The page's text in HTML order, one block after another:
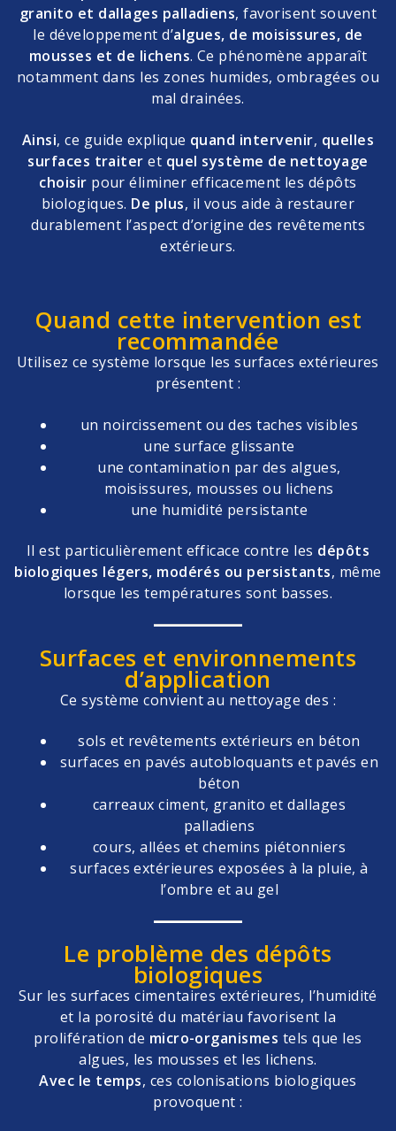
granito et dallages palladiens, favorisent souvent
le développement d’algues, de moisissures, de
mousses et de lichens. Ce phénomène apparaît
notamment dans les zones humides, ombragées ou
mal drainées.
Ainsi, ce guide explique quand intervenir, quelles
surfaces traiter et quel système de nettoyage
choisir pour éliminer efficacement les dépôts
biologiques. De plus, il vous aide à restaurer
durablement l’aspect d’origine des revêtements
extérieurs.
Quand cette intervention est
recommandée
Utilisez ce système lorsque les surfaces extérieures
présentent :
un noircissement ou des taches visibles
une surface glissante
une contamination par des algues,
moisissures, mousses ou lichens
une humidité persistante
Il est particulièrement efficace contre les dépôts
biologiques légers, modérés ou persistants, même
lorsque les températures sont basses.
Surfaces et environnements
d’application
Ce système convient au nettoyage des :
sols et revêtements extérieurs en béton
surfaces en pavés autobloquants et pavés en
béton
carreaux ciment, granito et dallages
palladiens
cours, allées et chemins piétonniers
surfaces extérieures exposées à la pluie, à
l’ombre et au gel
Le problème des dépôts
biologiques
Sur les surfaces cimentaires extérieures, l’humidité
et la porosité du matériau favorisent la
prolifération de micro-organismes tels que les
algues, les mousses et les lichens.
Avec le temps, ces colonisations biologiques
provoquent :